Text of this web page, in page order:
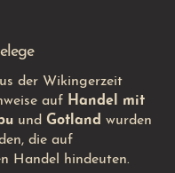
der Wikingerzeit
auf Handel mit
und Gotland wurden
die auf
Handel hindeuten.